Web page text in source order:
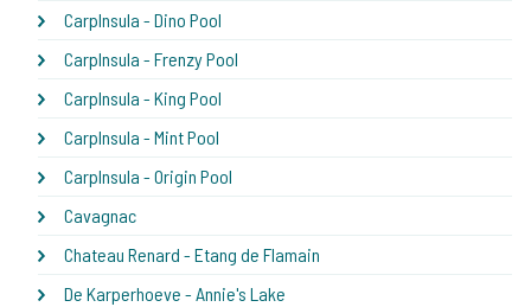
CarpInsula - Dino Pool
CarpInsula - Frenzy Pool
CarpInsula - King Pool
CarpInsula - Mint Pool
CarpInsula - Origin Pool
Cavagnac
Chateau Renard - Etang de Flamain
De Karperhoeve - Annie's Lake